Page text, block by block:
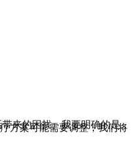
来的困扰。我要明确的是，
方案可能需要调整，我们将